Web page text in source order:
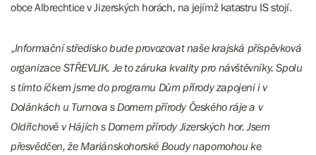
obce Albrechtice v Jizerských horách, na jejímž katastru IS stojí.
„Informační středisko bude provozovat naše krajská příspěvková
organizace STŘEVLIK. Je to záruka kvality pro návštěvníky. Spolu
s tímto íčkem jsme do programu Dům přírody zapojeni i v
Dolánkách u Turnova s Domem přírody Českého ráje a v
Oldřichově v Hájích s Domem přírody Jizerských hor. Jsem
přesvědčen, že Mariánskohorské Boudy napomohou ke